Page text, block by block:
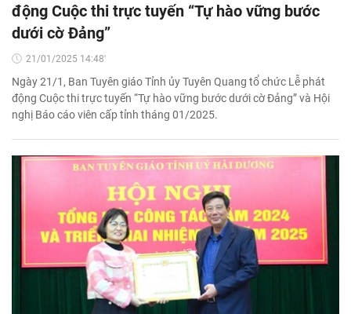
động Cuộc thi trực tuyến “Tự hào vững bước
dưới cờ Đảng”
21/01/2025 14:48'
Ngày 21/1, Ban Tuyên giáo Tỉnh ủy Tuyên Quang tổ chức Lễ phát
động Cuộc thi trực tuyến “Tự hào vững bước dưới cờ Đảng” và Hội
nghị Báo cáo viên cấp tỉnh tháng 01/2025.